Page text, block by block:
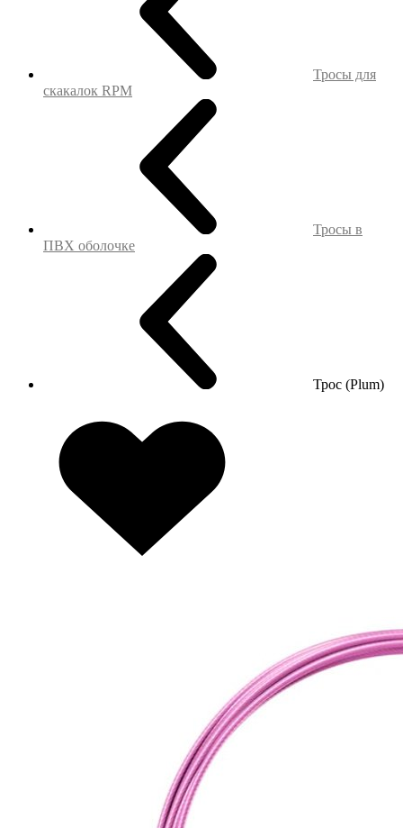
Тросы для
скакалок RPM
Тросы в
ПВХ оболочке
Трос (Plum)